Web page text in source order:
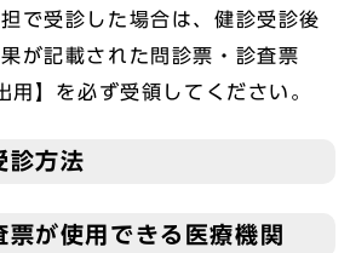
で受診した場合は、健診受診後
が記載された問診票・診査票
用】を必ず受領してください。
診方法
票が使用できる医療機関